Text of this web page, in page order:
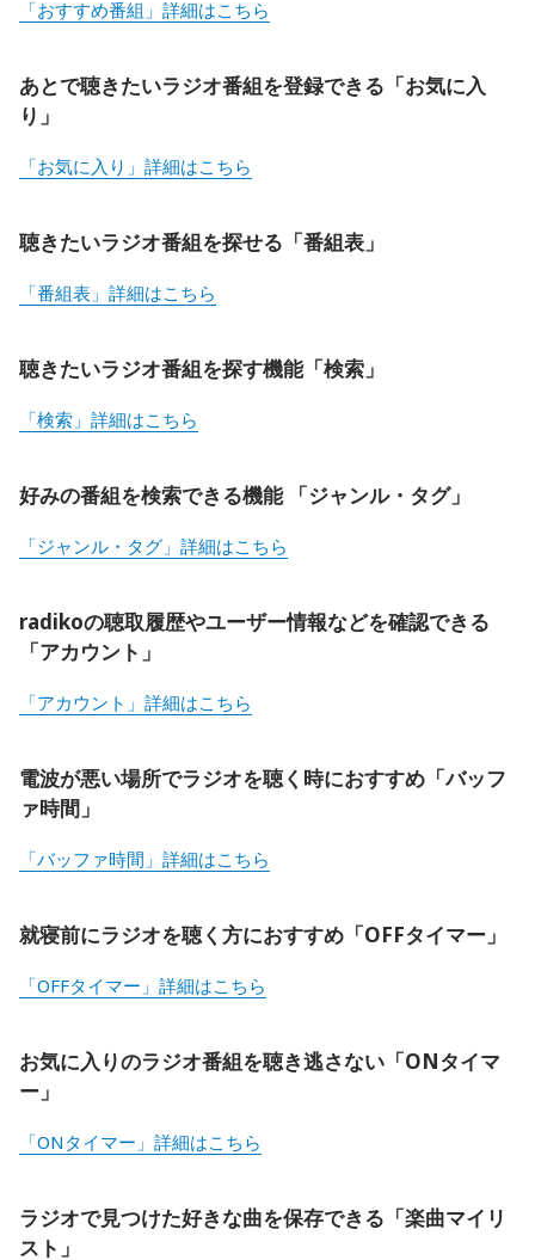
「おすすめ番組」詳細はこちら
あとで聴きたいラジオ番組を登録できる「お気に入
り」
「お気に入り」詳細はこちら
聴きたいラジオ番組を探せる「番組表」
「番組表」詳細はこちら
聴きたいラジオ番組を探す機能「検索」
「検索」詳細はこちら
好みの番組を検索できる機能 「ジャンル・タグ」
「ジャンル・タグ」詳細はこちら
radikoの聴取履歴やユーザー情報などを確認できる
「アカウント」
「アカウント」詳細はこちら
電波が悪い場所でラジオを聴く時におすすめ「バッフ
ァ時間」
「バッファ時間」詳細はこちら
就寝前にラジオを聴く方におすすめ「OFFタイマー」
「OFFタイマー」詳細はこちら
お気に入りのラジオ番組を聴き逃さない「ONタイマ
ー」
「ONタイマー」詳細はこちら
ラジオで見つけた好きな曲を保存できる「楽曲マイリ
スト」